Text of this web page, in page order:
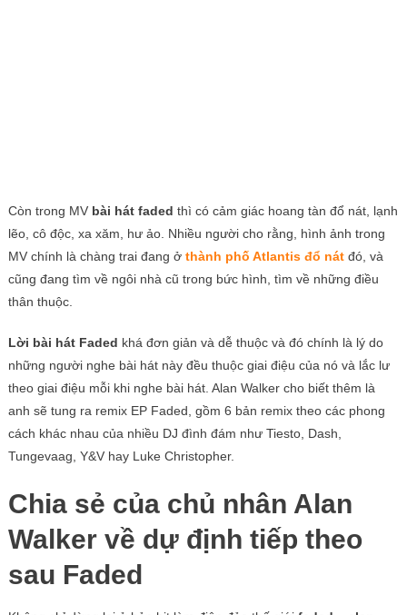
Còn trong MV bài hát faded thì có cảm giác hoang tàn đổ nát, lạnh
lẽo, cô độc, xa xăm, hư ảo. Nhiều người cho rằng, hình ảnh trong
MV chính là chàng trai đang ở thành phố Atlantis đổ nátđó, và
cũng đang tìm về ngôi nhà cũ trong bức hình, tìm về những điều
thân thuộc.
Lời bài hát Faded khá đơn giản và dễ thuộc và đó chính là lý do
những người nghe bài hát này đều thuộc giai điệu của nó và lắc lư
theo giai điệu mỗi khi nghe bài hát. Alan Walker cho biết thêm là
anh sẽ tung ra remix EP Faded, gồm 6 bản remix theo các phong
cách khác nhau của nhiều DJ đình đám như Tiesto, Dash,
Tungevaag, Y&V hay Luke Christopher.
Chia sẻ của chủ nhân Alan
Walker về dự định tiếp theo
sau Faded